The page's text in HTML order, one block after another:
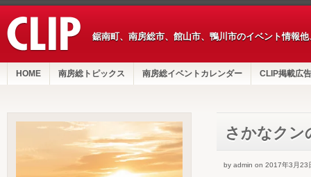
鋸南町、南房総市、館山市、鴨川市のイベント情報
HOME 南房総トピックス 南房総イベントカレンダー CLIP掲載広告
さかなクン
by admin on 2017年3月23